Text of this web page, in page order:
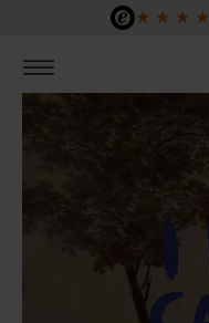
Zum Hauptinhalt springen
★ ★ ★ ★